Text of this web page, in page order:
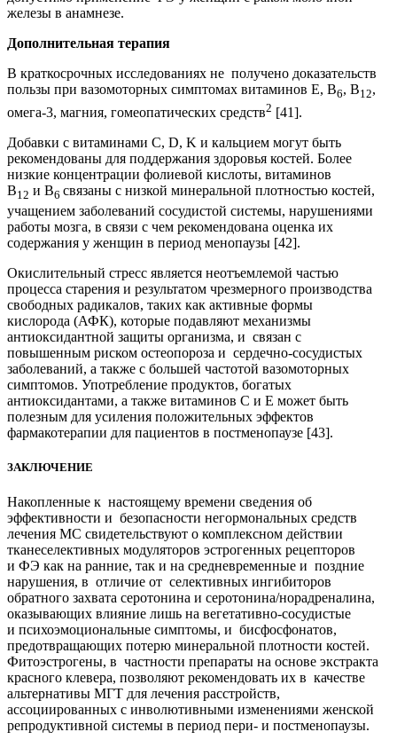
железы в анамнезе.
Дополнительная терапия
В краткосрочных исследованиях не получено доказательств
пользы при вазомоторных симптомах витаминов Е, В6, В12,
омега-3, магния, гомеопатических средств2 [41].
Добавки с витаминами C, D, K и кальцием могут быть
рекомендованы для поддержания здоровья костей. Более
низкие концентрации фолиевой кислоты, витаминов
B12 и B6 связаны с низкой минеральной плотностью костей,
учащением заболеваний сосудистой системы, нарушениями
работы мозга, в связи с чем рекомендована оценка их
содержания у женщин в период менопаузы [42].
Окислительный стресс является неотъемлемой частью
процесса старения и результатом чрезмерного производства
свободных радикалов, таких как активные формы
кислорода (АФК), которые подавляют механизмы
антиоксидантной защиты организма, и связан с
повышенным риском остеопороза и сердечно-сосудистых
заболеваний, а также с большей частотой вазомоторных
симптомов. Употребление продуктов, богатых
антиоксидантами, а также витаминов С и Е может быть
полезным для усиления положительных эффектов
фармакотерапии для пациентов в постменопаузе [43].
ЗАКЛЮЧЕНИЕ
Накопленные к настоящему времени сведения об
эффективности и безопасности негормональных средств
лечения МС свидетельствуют о комплексном действии
тканеселективных модуляторов эстрогенных рецепторов
и ФЭ как на ранние, так и на средневременные и поздние
нарушения, в отличие от селективных ингибиторов
обратного захвата серотонина и серотонина/норадреналина,
оказывающих влияние лишь на вегетативно-сосудистые
и психоэмоциональные симптомы, и бисфосфонатов,
предотвращающих потерю минеральной плотности костей.
Фитоэстрогены, в частности препараты на основе экстракта
красного клевера, позволяют рекомендовать их в качестве
альтернативы МГТ для лечения расстройств,
ассоциированных с инволютивными изменениями женской
репродуктивной системы в период пери- и постменопаузы.